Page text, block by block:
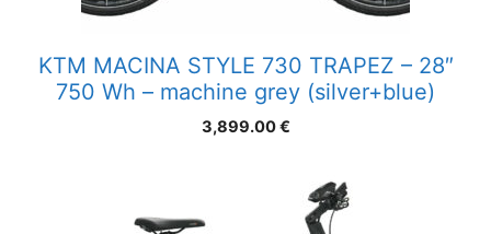
KTM MACINA STYLE 730 TRAPEZ – 28″
750 Wh – machine grey (silver+blue)
3,899.00€